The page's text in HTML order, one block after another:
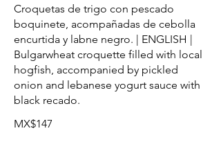
Croquetas de trigo con pescado
boquinete, acompañadas de cebolla
encurtida y labne negro. | ENGLISH |
Bulgarwheat croquette filled with local
hogfish, accompanied by pickled
onion and lebanese yogurt sauce with
MX$147